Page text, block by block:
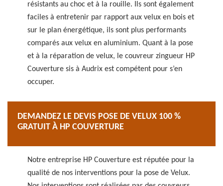
résistants au choc et à la rouille. Ils sont également
faciles à entretenir par rapport aux velux en bois et
sur le plan énergétique, ils sont plus performants
comparés aux velux en aluminium. Quant à la pose
et à la réparation de velux, le couvreur zingueur HP
Couverture sis à Audrix est compétent pour s’en
occuper.
DEMANDEZ LE DEVIS POSE DE VELUX 100 %
GRATUIT À HP COUVERTURE
Notre entreprise HP Couverture est réputée pour la
qualité de nos interventions pour la pose de Velux.